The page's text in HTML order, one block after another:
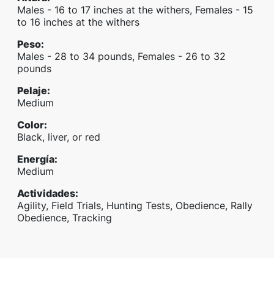
Males - 16 to 17 inches at the withers, Females - 15
to 16 inches at the withers
Peso:
Males - 28 to 34 pounds, Females - 26 to 32
pounds
Pelaje:
Medium
Color:
Black, liver, or red
Energía:
Medium
Actividades:
Agility, Field Trials, Hunting Tests, Obedience, Rally
Obedience, Tracking